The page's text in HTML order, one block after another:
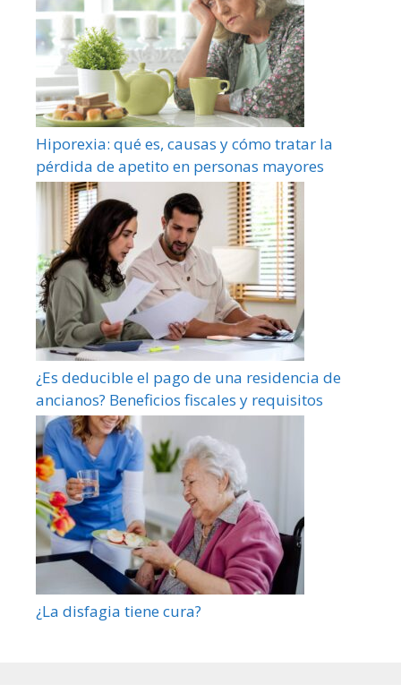
Hiporexia: qué es, causas y cómo tratar la
pérdida de apetito en personas mayores
¿Es deducible el pago de una residencia de
ancianos? Beneficios fiscales y requisitos
¿La disfagia tiene cura?